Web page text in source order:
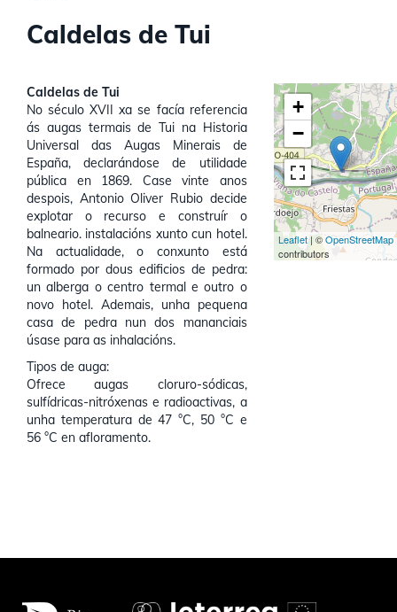
Caldelas de Tui
Caldelas de Tui
No século XVII xa se facía referencia
ás augas termais de Tui na Historia
Universal das Augas Minerais de
España, declarándose de utilidade
pública en 1869. Case vinte anos
despois, Antonio Oliver Rubio decide
explotar o recurso e construír o
balneario. instalacións xunto cun hotel.
Na actualidade, o conxunto está
formado por dous edificios de pedra:
un alberga o centro termal e outro o
novo hotel. Ademais, unha pequena
casa de pedra nun dos mananciais
úsase para as inhalacións.
Tipos de auga:
Ofrece augas cloruro-sódicas,
sulfídricas-nitróxenas e radioactivas, a
unha temperatura de 47 °C, 50 °C e
56 °C en afloramento.
+
−
Leaflet| ©OpenStreetMap
contributors